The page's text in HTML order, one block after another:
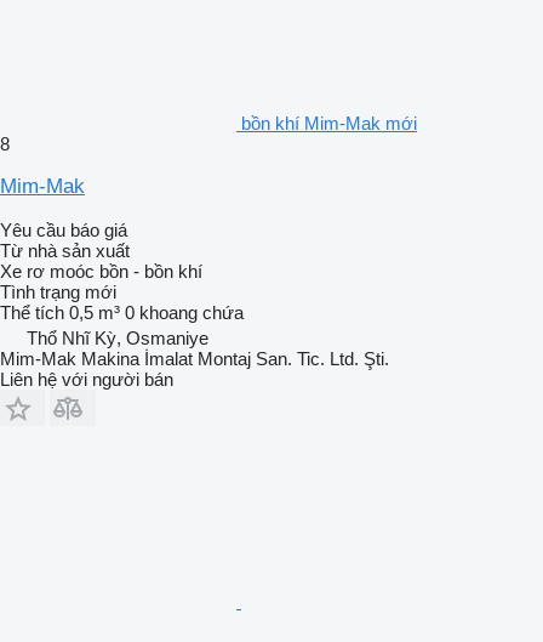
bồn khí Mim-Mak mới
8
Mim-Mak
Yêu cầu báo giá
Từ nhà sản xuất
Xe rơ moóc bồn - bồn khí
Tình trạng mới
Thể tích 0,5 m³ 0 khoang chứa
Thổ Nhĩ Kỳ, Osmaniye
Mim-Mak Makina İmalat Montaj San. Tic. Ltd. Şti.
Liên hệ với người bán